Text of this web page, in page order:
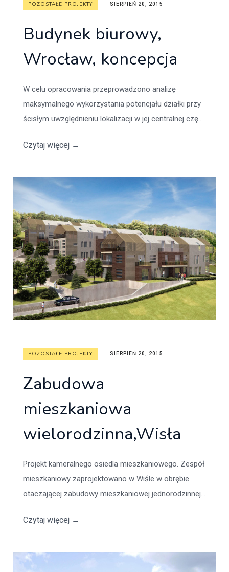
POZOSTAŁE PROJEKTY SIERPIEŃ 20, 2015
Budynek biurowy,
Wrocław, koncepcja
W celu opracowania przeprowadzono analizę
maksymalnego wykorzystania potencjału działki przy
ścisłym uwzględnieniu lokalizacji w jej centralnej czę...
Czytaj więcej →
POZOSTAŁE PROJEKTY SIERPIEŃ 20, 2015
Zabudowa
mieszkaniowa
wielorodzinna,Wisła
Projekt kameralnego osiedla mieszkaniowego. Zespół
mieszkaniowy zaprojektowano w Wiśle w obrębie
otaczającej zabudowy mieszkaniowej jednorodzinnej...
Czytaj więcej →